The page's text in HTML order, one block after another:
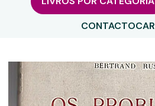
CONTACTO